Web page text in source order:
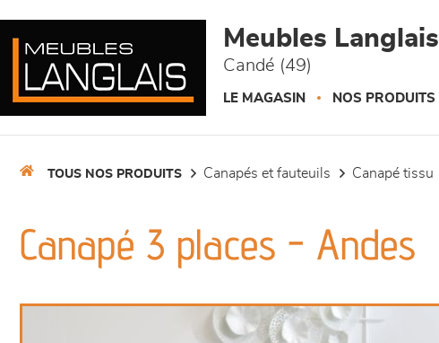
Meubles Langlais
Candé (49)
LE MAGASIN NOS PRODUITS
TOUS NOS PRODUITS canapés et fauteuils canapé tissu
Canapé 3 places - Andes